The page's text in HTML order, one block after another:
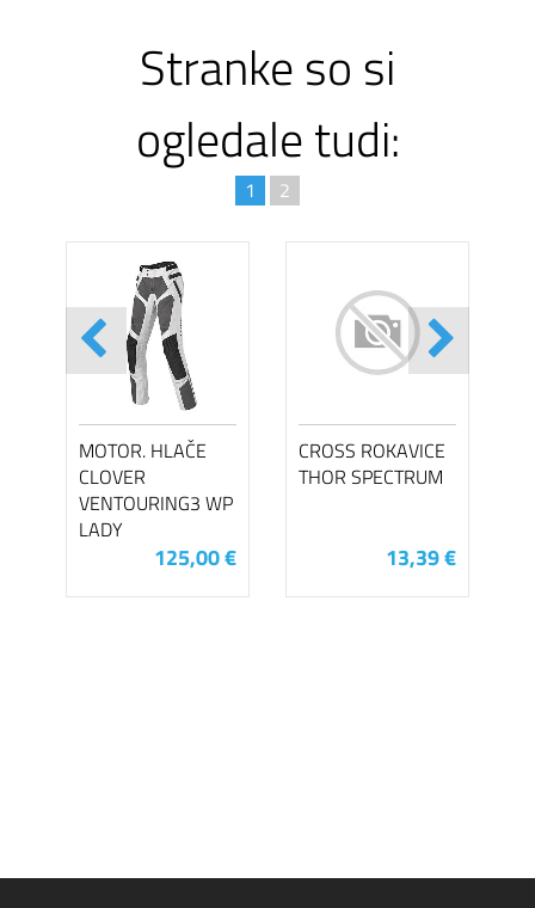
Stranke so si
ogledale tudi:
1 2
MOTOR. HLAČE
CLOVER
VENTOURING3 WP
LADY
125,00 €
CROSS ROKAVICE
THOR SPECTRUM
13,39 €